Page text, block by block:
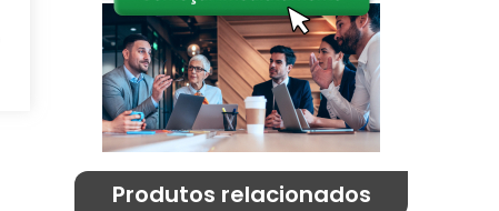
Produtos relacionados